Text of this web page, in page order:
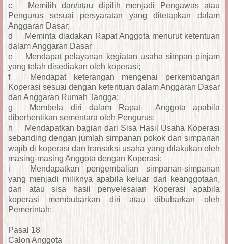
c
Memilih dan/atau dipilih menjadi Pengawas atau
Pengurus sesuai persyaratan yang ditetapkan dalam
Anggaran Dasar;
d
Meminta diadakan Rapat Anggota menurut ketentuan
dalam Anggaran Dasar
e
Mendapat pelayanan kegiatan usaha simpan pinjam
yang telah disediakan oleh koperasi;
f
Mendapat keterangan mengenai perkembangan
Koperasi sesuai dengan ketentuan dalam Anggaran Dasar
dan Anggaran Rumah Tangga;
g
Membela diri dalam Rapat Anggota apabila
diberhentikan sementara oleh Pengurus;
h
Mendapatkan bagian dari Sisa Hasil Usaha Koperasi
sebanding dengan jumlah simpanan pokok dan simpanan
wajib di koperasi dan transaksi usaha yang dilakukan oleh
masing-masing Anggota dengan Koperasi;
i
Mendapatkan pengembalian simpanan-simpanan
yang menjadi miliknya apabila keluar dari keanggotaan,
dan atau sisa hasil penyelesaian Koperasi apabila
koperasi membubarkan diri atau dibubarkan oleh
Pemerintah;
Pasal 18
Calon Anggota